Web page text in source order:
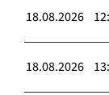
18.08.2026
18.08.2026